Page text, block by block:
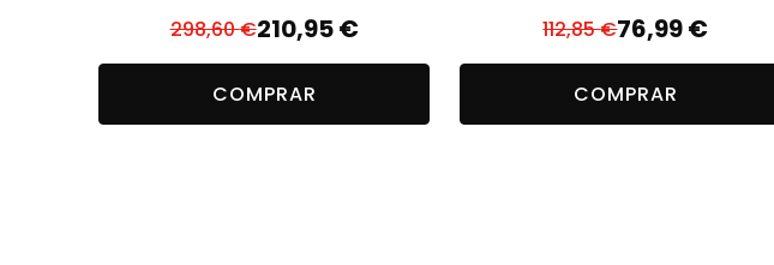
298,60€ El
precio
original
era:
210,95€
El
precio
actual
es:
COMPRAR
112,85€ El
precio
original
era:
76,99€
El
precio
actual
es:
COMPRAR